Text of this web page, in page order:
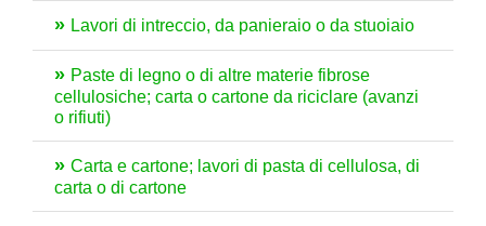
Lavori di intreccio, da panieraio o da stuoiaio
Paste di legno o di altre materie fibrose
cellulosiche; carta o cartone da riciclare (avanzi
o rifiuti)
Carta e cartone; lavori di pasta di cellulosa, di
carta o di cartone